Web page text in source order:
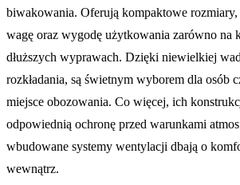
biwakowania. Oferują kompaktowe rozmiary,
wagę oraz wygodę użytkowania zarówno na
dłuższych wyprawach. Dzięki niewielkiej
rozkładania, są świetnym wyborem dla osób
miejsce obozowania. Co więcej, ich
odpowiednią ochronę przed warunkami
wbudowane systemy wentylacji dbają o
wewnątrz.